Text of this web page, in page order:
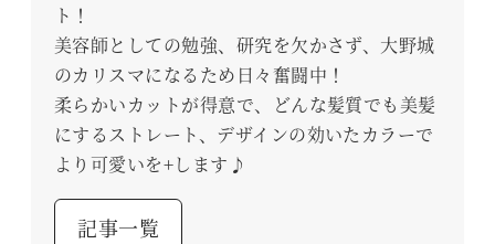
ト！
美容師としての勉強、研究を欠かさず、大野城
のカリスマになるため日々奮闘中！
柔らかいカットが得意で、どんな髪質でも美髪
にするストレート、デザインの効いたカラーで
より可愛いを+します♪
記事一覧